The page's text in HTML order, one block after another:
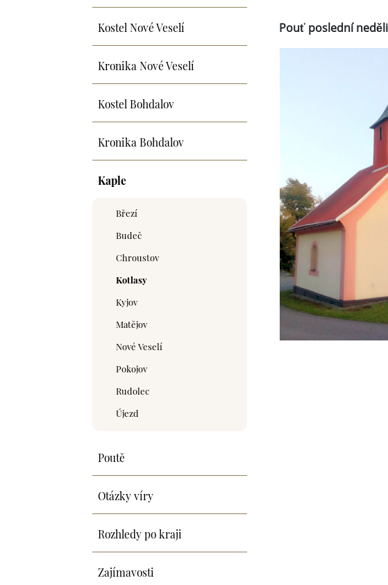
Kostel Nové Veselí
Kronika Nové Veselí
Kostel Bohdalov
Kronika Bohdalov
Kaple
Březí
Budeč
Chroustov
Kotlasy
Kyjov
Matějov
Nové Veselí
Pokojov
Rudolec
Újezd
Poutě
Otázky víry
Rozhledy po kraji
Zajímavosti
Pouť poslední